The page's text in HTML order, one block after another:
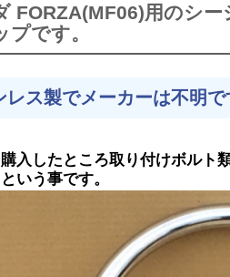
FORZA(MF06)用のシ
プです。
レス製でメーカーは不明で
入したところ取り付けボルト
いう事です。